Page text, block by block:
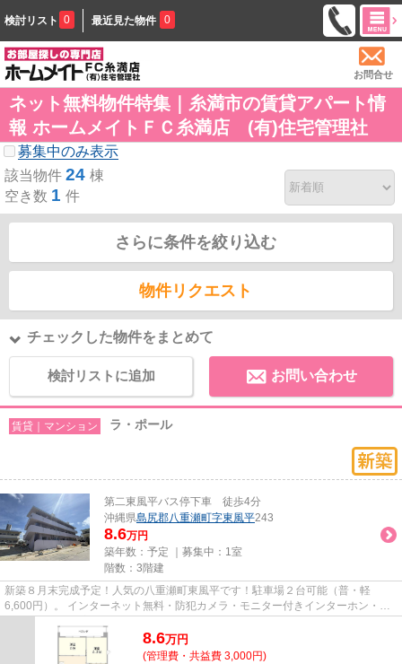
検討リスト 0 最近見た物件 0
お問合せ
ネット無料物件特集｜糸満市の賃貸アパート情
報 ホームメイトＦＣ糸満店 (有)住宅管理社
募集中のみ表示
該当物件 24 棟
空き数 1 件
さらに条件を絞り込む
物件リクエスト
チェックした物件をまとめて
検討リストに追加 お問い合わせ
賃貸｜マンション ラ・ポール
第二東風平バス停下車 徒歩4分
沖縄県島尻郡八重瀬町字東風平243
8.6万円
築年数：予定 ｜募集中： 1室
階数：3階建
新築８月末完成予定！人気の八重瀬町東風平です！駐車場２台可能（普・軽
6,600円）。 インターネット無料・防犯カメラ・モニター付きインターホン・洗
8.6万円
(管理費・共益費 3,000円)